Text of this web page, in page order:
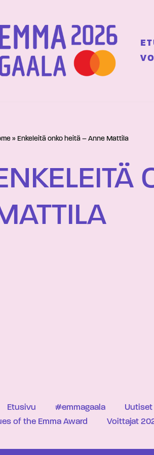
» Enkeleitä onko heitä – Anne Mattila
Etusivu #emmagaala Uutiset
of the Emma Award
Voittajat